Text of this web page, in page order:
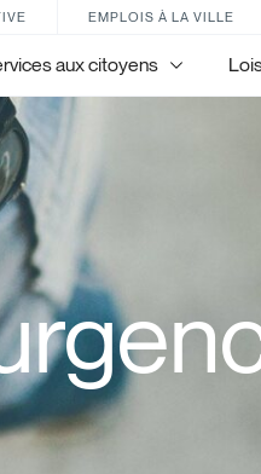
EMPLOIS À LA VILLE
aux citoyens